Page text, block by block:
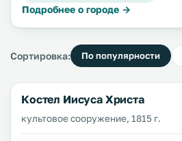
Подробнее о городе →
Сортировка: По популярности
Костел Иисуса Христа
культовое сооружение, 1815 г.